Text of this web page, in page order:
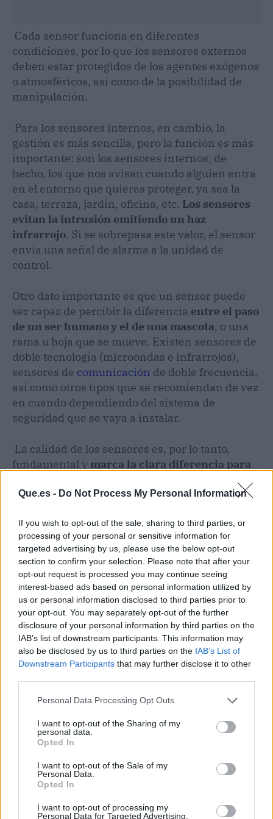
Que.es - Do Not Process My Personal Information
If you wish to opt-out of the sale, sharing to third parties, or
processing of your personal or sensitive information for
targeted advertising by us, please use the below opt-out
section to confirm your selection. Please note that after your
opt-out request is processed you may continue seeing
interest-based ads based on personal information utilized by
us or personal information disclosed to third parties prior to
your opt-out. You may separately opt-out of the further
disclosure of your personal information by third parties on the
IAB’s list of downstream participants. This information may
also be disclosed by us to third parties on the IAB’s List of
Downstream Participants that may further disclose it to other
Personal Data Processing Opt Outs
I want to opt-out of the Sharing of my
personal data.
Opted In
I want to opt-out of the Sale of my
Personal Data.
Opted In
I want to opt-out of processing my
Personal Data for Targeted Advertising.
Cada sensor funciona en diferentes
condiciones, por lo que los sensores externos
deben estar protegidos de los agentes exógenos
o atmosféricos, así como de la posibilidad de
manipulación.
Para los sensores internos, en cambio, la
gestión es más sencilla, pero la función es más
importante: son los sensores internos, de
hecho, los que nos avisan cuando alguien entra
en el entorno que quieres proteger, ya sea la
casa, terraza, jardín, oficina, etc. Los sensores
evitan la intrusión emitiendo un haz
infrarrojo. Si se sobrepasa este valor, el sensor
envía una señal de alarma a la unidad de
control.
Otro dato importante es que un sensor puede
ser capaz de percibir la diferencia entre el paso
de un ser humano y el de una mascota, o una
rama u hoja que se mueve. Existen sensores de
doble tecnología (microondas e infrarrojos),
sensores de comunicación de doble frecuencia,
así como otros tipos que se recomiendan de vez
en cuando dependiendo del sistema de
seguridad que se vaya a instalar.
La calidad de los sensores es, por lo tanto,
fundamental y marca la clara diferencia para
una protección óptima del medio en cuestión .
hogar o negocio
No cabe duda que todos buscan seguridad para
su patrimonio y su familia,para lograrlo es
necesario tener unainversiónque ofrezca
todas las herramientas posiblespara hacer de
esta seguridad algo real. Los sistemas de
seguridad con alarmas cuentan con una central
con tecnología anti inhibición y antisabotaje.
Además, tienen video detectores, detectores
infrarrojos y mandos bidireccionales.
Con todas estas características
tranquilo, indistintamente estés durmiendo en
la comodidad de tu hogar, hayas decidido
quede sola, o que hagas un viaje vacacional
todos juntos.